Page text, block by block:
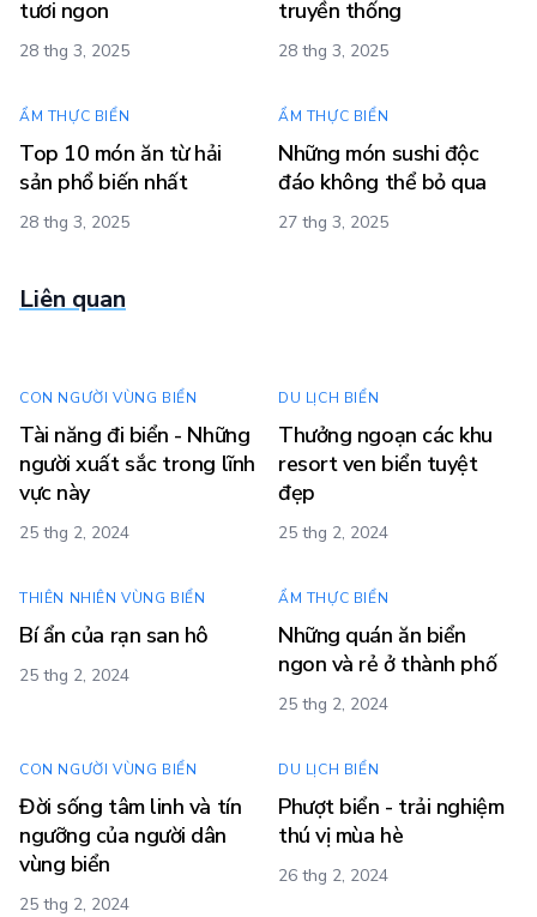
tươi ngon
28 thg 3, 2025
truyền thống
28 thg 3, 2025
ẨM THỰC BIỂN
Top 10 món ăn từ hải
sản phổ biến nhất
28 thg 3, 2025
ẨM THỰC BIỂN
Những món sushi độc
đáo không thể bỏ qua
27 thg 3, 2025
Liên quan
CON NGƯỜI VÙNG BIỂN
Tài năng đi biển - Những
người xuất sắc trong lĩnh
vực này
25 thg 2, 2024
DU LỊCH BIỂN
Thưởng ngoạn các khu
resort ven biển tuyệt
đẹp
25 thg 2, 2024
THIÊN NHIÊN VÙNG BIỂN
Bí ẩn của rạn san hô
25 thg 2, 2024
ẨM THỰC BIỂN
Những quán ăn biển
ngon và rẻ ở thành phố
25 thg 2, 2024
CON NGƯỜI VÙNG BIỂN
Đời sống tâm linh và tín
ngưỡng của người dân
vùng biển
25 thg 2, 2024
DU LỊCH BIỂN
Phượt biển - trải nghiệm
thú vị mùa hè
26 thg 2, 2024